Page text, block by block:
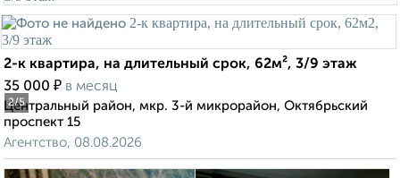
2/5
2-к квартира, на длительный срок, 62м², 3/9 этаж
35 000 ₽ в месяц
Центральный район, мкр. 3-й микрорайон, Октябрьский
проспект 15
Агентство, 08.08.2026